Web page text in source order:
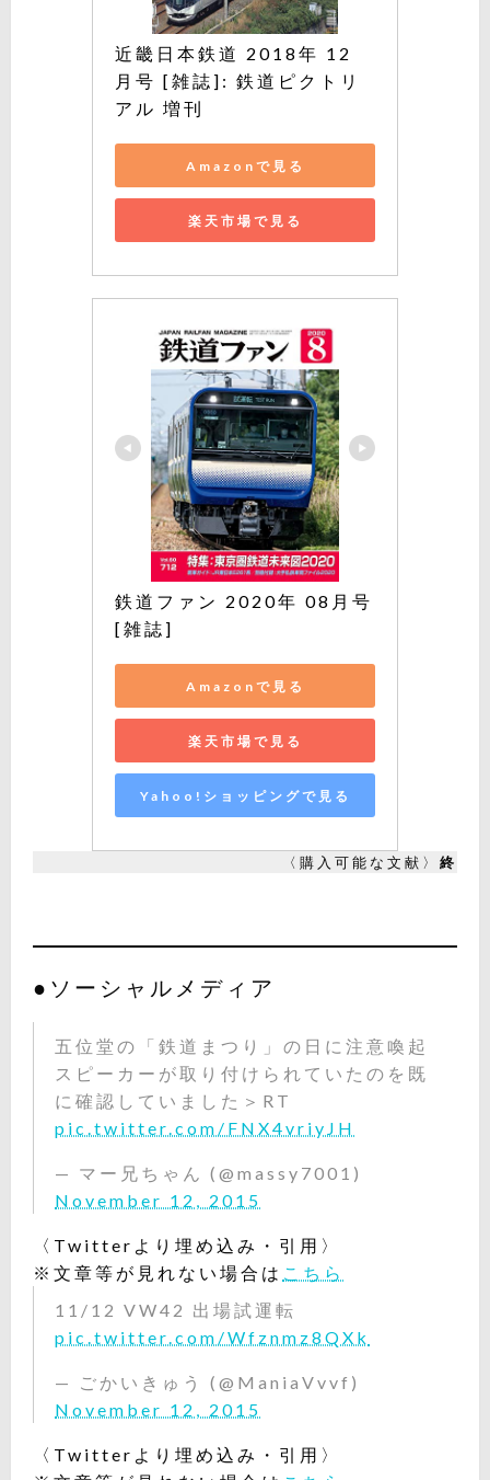
近畿日本鉄道 2018年 12
月号 [雑誌]: 鉄道ピクトリ
アル 増刊
Amazonで見る
楽天市場で見る
鉄道ファン 2020年 08月号
[雑誌]
Amazonで見る
楽天市場で見る
Yahoo!ショッピングで見る
〈購入可能な文献〉 終
●ソーシャルメディア
五位堂の「鉄道まつり」の日に注意喚起
スピーカーが取り付けられていたのを既
に確認していました＞RT
pic.twitter.com/FNX4vriyJH
— マー兄ちゃん (@massy7001)
November 12, 2015
〈Twitterより埋め込み・引用〉
※文章等が見れない場合は こちら
11/12 VW42 出場試運転
pic.twitter.com/Wfznmz8QXk
— ごかいきゅう (@ManiaVvvf)
November 12, 2015
〈Twitterより埋め込み・引用〉